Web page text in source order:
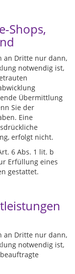
Shops,
an Dritte nur dann,
notwendig ist,
Übermittlung
Sie der
Eine
erfolgt nicht.
6 Abs. 1 lit. b
Erfüllung eines
gestattet.
an Dritte nur dann,
notwendig ist,